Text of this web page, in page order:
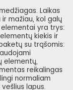
Laikas
mažiau, kol galų
yra trys:
kiekis ir
su trąšomis:
elementų,
reikalingas
normaliam
lapus.